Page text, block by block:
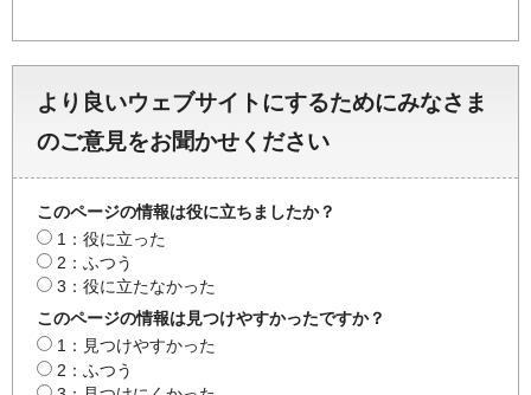
より良いウェブサイトにするためにみなさま
のご意見をお聞かせください
このページの情報は役に立ちましたか？
1：役に立った
2：ふつう
3：役に立たなかった
このページの情報は見つけやすかったですか？
1：見つけやすかった
2：ふつう